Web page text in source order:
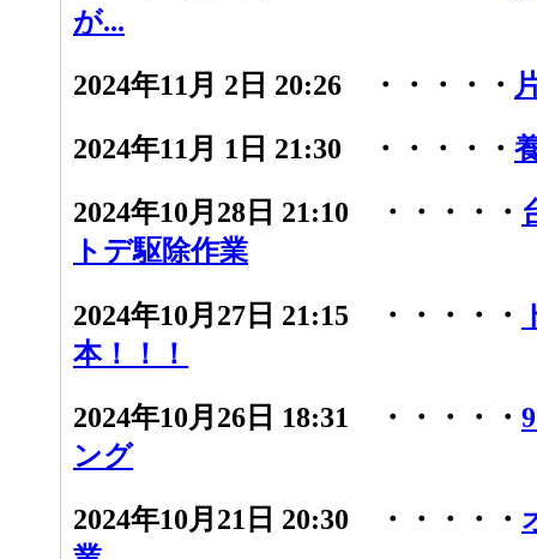
が...
2024年11月 2日 20:26 ・・・・・
2024年11月 1日 21:30 ・・・・・
2024年10月28日 21:10 ・・・・・
トデ駆除作業
2024年10月27日 21:15 ・・・・・
本！！！
2024年10月26日 18:31 ・・・・・
ング
2024年10月21日 20:30 ・・・・・